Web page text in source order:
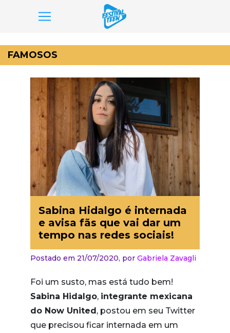
para
o
conteúdo
FAMOSOS
Sabina Hidalgo é internada
e avisa fãs que vai dar um
tempo nas redes sociais!
Postado em 21/07/2020, por Gabriela Zavagli
Foi um susto, mas está tudo bem!
Sabina Hidalgo, integrante mexicana
do Now United, postou em seu Twitter
que precisou ficar internada em um